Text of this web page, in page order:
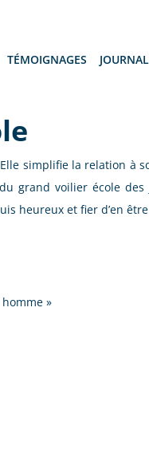
TÉMOIGNAGES
simplifie la relation à
grand voilier école des
heureux et fier d’en
»